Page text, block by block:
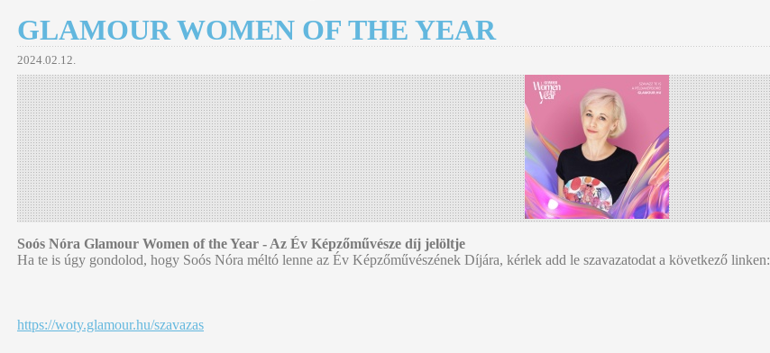
GLAMOUR WOMEN OF THE YEAR
2024.02.12.
Soós Nóra Glamour Women of the Year - Az Év Képzőművésze díj jelöltje
Ha te is úgy gondolod, hogy Soós Nóra méltó lenne az Év Képzőművészének Díjára, kérlek add le szavazatodat a következő linken:
https://woty.glamour.hu/szavazas